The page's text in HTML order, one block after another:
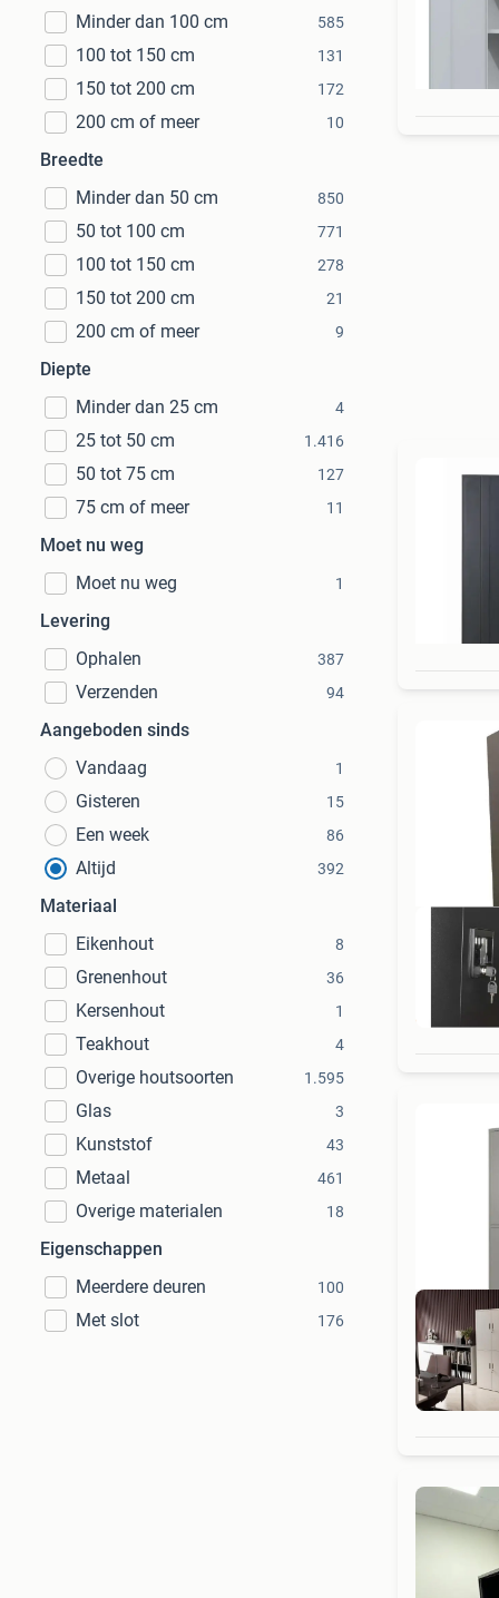
Minder dan 100 cm
585
100 tot 150 cm 131
150 tot 200 cm 172
200 cm of meer 10
Breedte
Minder dan 50 cm
850
50 tot 100 cm 771
100 tot 150 cm 278
150 tot 200 cm 21
200 cm of meer 9
Diepte
Minder dan 25 cm
4
25 tot 50 cm 1.416
50 tot 75 cm 127
75 cm of meer 11
Moet nu weg
Moet nu weg
1
Levering
Ophalen
387
Verzenden 94
Aangeboden sinds
Vandaag
1
Gisteren 15
Een week 86
Altijd 392
Materiaal
Eikenhout
8
Grenenhout 36
Kersenhout 1
Teakhout 4
Overige houtsoorten 1.595
Glas 3
Kunststof 43
Metaal 461
Overige materialen 18
Eigenschappen
Meerdere deuren
100
Met slot 176